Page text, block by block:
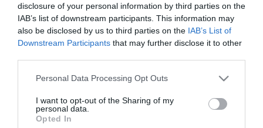
disclosure of your personal information by third parties on the
IAB’s list of downstream participants. This information may
also be disclosed by us to third parties on the IAB’s List of
Downstream Participants that may further disclose it to other
Personal Data Processing Opt Outs
I want to opt-out of the Sharing of my
personal data.
Opted In